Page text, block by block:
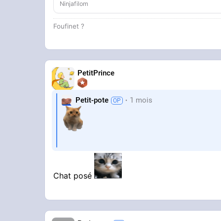
Ninjafilom
Foufinet ?
PetitPrince
Petit-pote 1 mois
Chat posé